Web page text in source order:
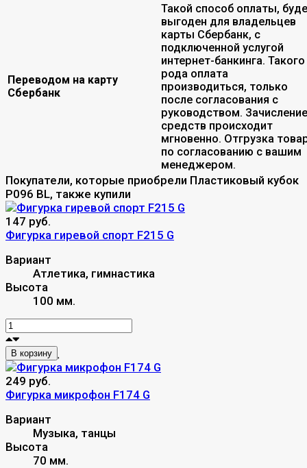
Переводом на карту
Сбербанк
Такой способ оплаты,
выгоден для владельцев
карты Сбербанк, с
подключенной услугой
интернет-банкинга. Такого
рода оплата
производиться, только
после согласования с
руководством. Зачисление
средств происходит
мгновенно. Отгрузка
по согласованию с вашим
менеджером.
Покупатели, которые приобрели Пластиковый кубок
P096 BL, также купили
147 руб.
Фигурка гиревой спорт F215 G
Вариант
Атлетика, гимнастика
Высота
100 мм.
В корзину
249 руб.
Фигурка микрофон F174 G
Вариант
Музыка, танцы
Высота
70 мм.